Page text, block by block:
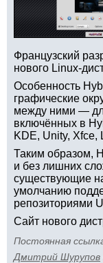
Французский
нового Linux-
Особенность
графические
между ними —
включённых в
KDE, Unity, Xfce,
Таким образом,
и без лишних
существующие
умолчанию
репозиториями
Сайт нового
Постоянная
Дмитрий Шурупов